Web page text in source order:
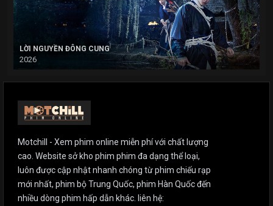
LỜI NGUYỀN ĐÔNG CUNG
2026
Motchill - Xem phim online miễn phí với chất lượng
cao. Website sở kho phim phim đa dạng thể loại,
luôn được cập nhật nhanh chóng từ phim chiếu rạp
mới nhất, phim bộ Trung Quốc, phim Hàn Quốc đến
nhiều dòng phim hấp dẫn khác. liên hệ: